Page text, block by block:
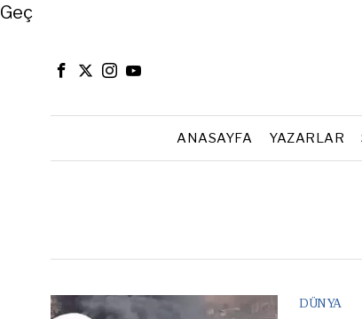
Close
Geç
ANASAYFA YAZARLAR
DÜNYA